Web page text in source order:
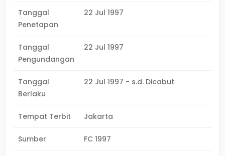
Tanggal
Penetapan
22 Jul 1997
Tanggal
Pengundangan
22 Jul 1997
Tanggal
Berlaku
22 Jul 1997 - s.d. Dicabut
Tempat Terbit Jakarta
Sumber FC 1997